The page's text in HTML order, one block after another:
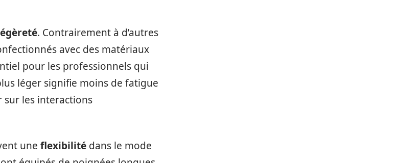
. Contrairement à d’autres
avec des matériaux
pour les professionnels qui
léger signifie moins de fatigue
sur les interactions
une flexibilité dans le mode